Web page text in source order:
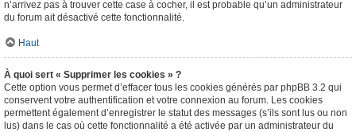
n’arrivez pas à trouver cette case à cocher, il est probable qu’un administrateur
du forum ait désactivé cette fonctionnalité.
Haut
À quoi sert « Supprimer les cookies » ?
Cette option vous permet d’effacer tous les cookies générés par phpBB 3.2 qui
conservent votre authentification et votre connexion au forum. Les cookies
permettent également d’enregistrer le statut des messages (s’ils sont lus ou non
lus) dans le cas où cette fonctionnalité a été activée par un administrateur du